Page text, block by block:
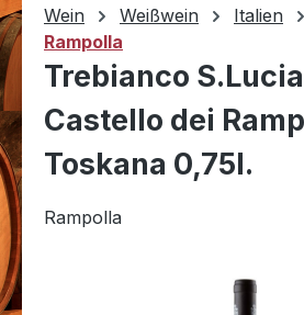
Wein Weißwein Italien
Rampolla
Trebianco
Castello dei
Toskana 0,75l.
Rampolla
Bildergalerie überspringen